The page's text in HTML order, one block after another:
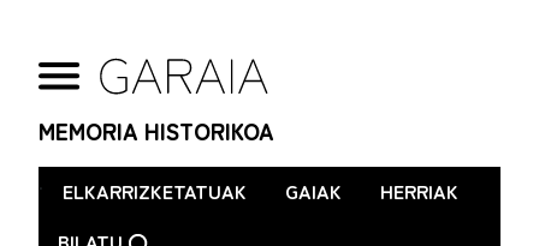
MEMORIA HISTORIKOA
. ELKARRIZKETATUAK GAIAK
HERRIAK